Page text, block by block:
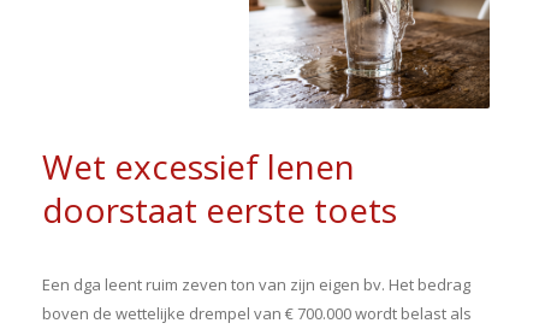
Wet excessief lenen
doorstaat eerste toets
Een dga leent ruim zeven ton van zijn eigen bv. Het bedrag
boven de wettelijke drempel van € 700.000 wordt belast als